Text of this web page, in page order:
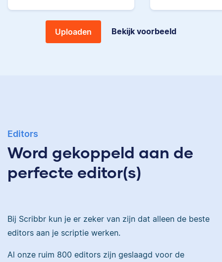
Uploaden Bekijk voorbeeld
Editors
Word gekoppeld aan de
perfecte editor(s)
Bij Scribbr kun je er zeker van zijn dat alleen de beste
editors aan je scriptie werken.
Al onze ruim 800 editors zijn geslaagd voor de
Eva is journalist en
werkt als senior editor
bij Scribbr waar ze al
meer dan 2,5 miljoen
350 scripties